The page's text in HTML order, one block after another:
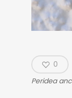
0
Peridea